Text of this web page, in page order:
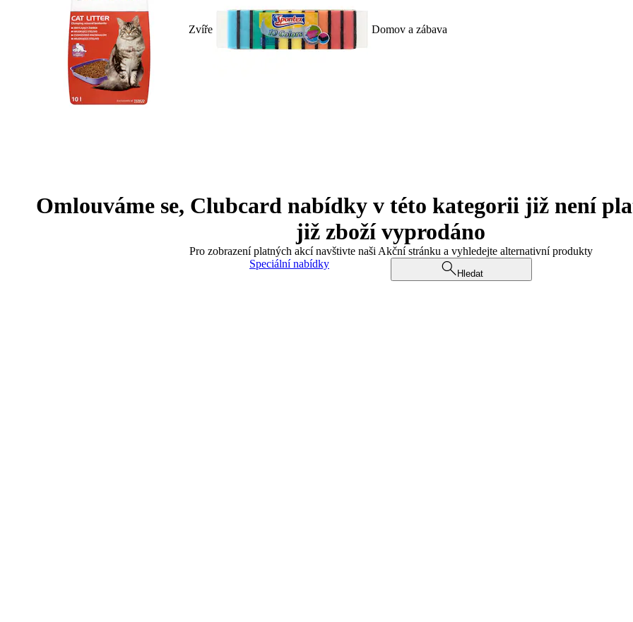
Zvíře Domov a zábava
Omlouváme se, Clubcard nabídky v této kategorii již není
již zboží vyprodáno
Pro zobrazení platných akcí navštivte naši Akční stránku a vyhledejte alternativní produkty
Speciální nabídky
Hledat